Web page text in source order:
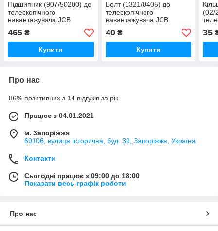
Підшипник (907/50200) до
телескопічного
навантажувача JCB
465 ₴
Купити
Болт (1321/0405) до
телескопічного
навантажувача JCB
40₴
Купити
(02/
35
Про нас
86% позитивних з 14 відгуків за рік
Працює з 04.01.2021
м. Запоріжжя
69106, вулиця Історична, буд. 39, Запоріжжя, Україна
Контакти
Сьогодні працює з 09:00 до 18:00
Показати весь графік роботи
Про нас